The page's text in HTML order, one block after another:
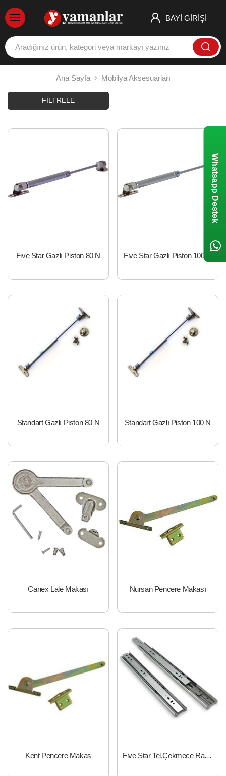
BAYİ GİRİŞİ
Ana Sayfa Mobilya Aksesuarları
FILTRELE
Five Star Gazlı Piston 80 N Five Star Gazlı Piston 100 N
Standart Gazlı Piston 80 N Standart Gazlı Piston 100 N
Canex Lale Makası Nursan Pencere Makası
Kent Pencere Makas Five Star Tel.Çekmece Rayı 45x40 cm FBRM450400
Whatsapp Destek